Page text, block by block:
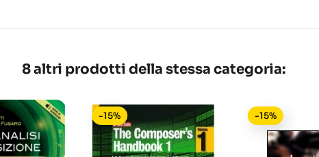
8 altri prodotti della stessa categoria:
-15% -15%